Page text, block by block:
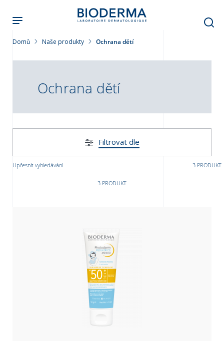
hlavnímu
obsahu
Domů Naše produkty Ochrana dětí
Ochrana dětí
Filtrovat dle
Upřesnit vyhledávání 3 PRODUKT
3 PRODUKT